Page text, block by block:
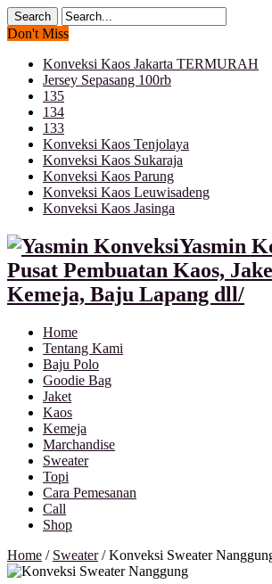
Don't Miss
Konveksi Kaos Jakarta TERMURAH
Jersey Sepasang 100rb
135
134
133
Konveksi Kaos Tenjolaya
Konveksi Kaos Sukaraja
Konveksi Kaos Parung
Konveksi Kaos Leuwisadeng
Konveksi Kaos Jasinga
Yasmin
Pusat Pembuatan Kaos,
Kemeja, Baju Lapang dll/
Home
Tentang Kami
Baju Polo
Goodie Bag
Jaket
Kaos
Kemeja
Marchandise
Sweater
Topi
Cara Pemesanan
Call
Shop
Home / Sweater/Konveksi Sweater